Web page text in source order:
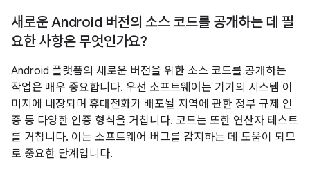
새로운 Android 버전의 소스 코드를 공개하는 데 필
요한 사항은 무엇인가요?
Android 플랫폼의 새로운 버전을 위한 소스 코드를 공개하는
작업은 매우 중요합니다. 우선 소프트웨어는 기기의 시스템 이
미지에 내장되며 휴대전화가 배포될 지역에 관한 정부 규제 인
증 등 다양한 인증 형식을 거칩니다. 코드는 또한 연산자 테스트
를 거칩니다. 이는 소프트웨어 버그를 감지하는 데 도움이 되므
로 중요한 단계입니다.